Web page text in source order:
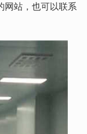
网站，也可以联系